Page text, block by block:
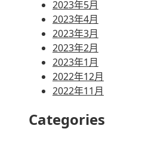
2023年5月
2023年4月
2023年3月
2023年2月
2023年1月
2022年12月
2022年11月
Categories